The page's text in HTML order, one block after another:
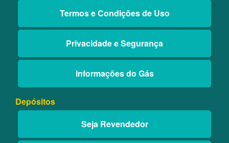
Termos e Condições de Uso
Privacidade e Segurança
Informações do Gás
Depósitos
Seja Revendedor